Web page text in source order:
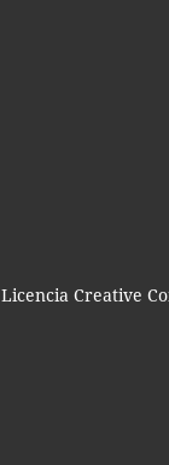
Licencia Creative